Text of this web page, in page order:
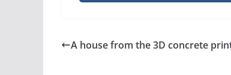
A house from the 3D concrete